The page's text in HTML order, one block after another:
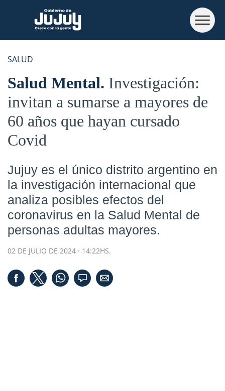
SALUD
Salud Mental Investigación:
invitan a sumarse a mayores de
60 años que hayan cursado
Covid
Jujuy es el único distrito argentino en
la investigación internacional que
analiza posibles efectos del
coronavirus en la Salud Mental de
personas adultas mayores.
02 DE JULIO DE 2024 · 14:22HS.